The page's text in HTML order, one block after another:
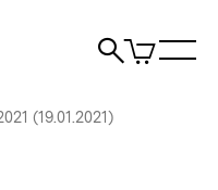
Suche
Artikel
im
(19.01.2021)